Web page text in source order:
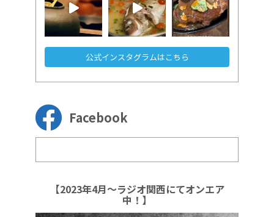
公式インスタグラムはこちら
Facebook
【2023年4月～ラジオ関西にてオンエア
中！】